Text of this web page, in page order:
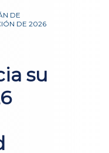
DE
DE 2026
su